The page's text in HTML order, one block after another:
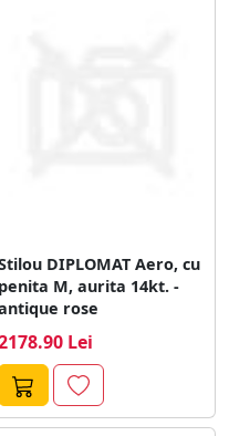
DIPLOMAT Aero, cu
penita M, aurita 14kt. -
rose
Lei